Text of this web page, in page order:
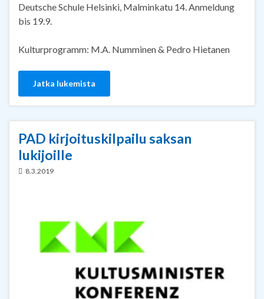
Deutsche Schule Helsinki, Malminkatu 14. Anmeldung
bis 19.9.
Kulturprogramm: M.A. Numminen & Pedro Hietanen
Jatka lukemista
PAD kirjoituskilpailu saksan
lukijoille
8.3.2019